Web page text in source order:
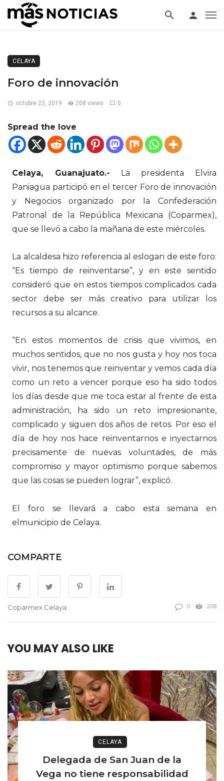
CELAYA
Foro de innovación
octubre 23, 2019 208 views 0
Spread the love
Celaya, Guanajuato.- La presidenta Elvira
Paniagua participó en el tercer Foro de innovación
y Negocios organizado por la Confederación
Patronal de la República Mexicana (Coparmex),
que se llevó a cabo la mañana de este miércoles.
La alcaldesa hizo referencia al eslogan de este foro:
“Es tiempo de reinventarse”, y en este sentido
consideró que en estos tiempos complicados cada
sector debe ser más creativo para utilizar los
recursos a su alcance.
“En estos momentos de crisis que vivimos, en
muchos sentidos, que no nos gusta y hoy nos toca
vivir, nos tenemos que reinventar y vemos cada día
como un reto a vencer porque eso ha sido todos
los días desde que me toca estar al frente de esta
administración, ha sido un reto impresionante,
complicado y siguen dos años de retos. Por eso el
día de hoy nos hace reinventarnos e inyectarnos
precisamente de nuevas voluntades, de más
compromiso y mayor optimismo porque sabemos
que las cosas se pueden lograr”, explicó.
El foro se llevará a cabo esta semana en
elmunicipio de Celaya.
COMPARTE
Coparmex Celaya 0 208
YOU MAY ALSO LIKE
CELAYA
Delegada de San Juan de la
Vega no tiene responsabilidad